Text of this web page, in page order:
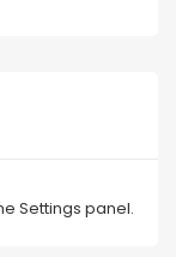
Settings panel.